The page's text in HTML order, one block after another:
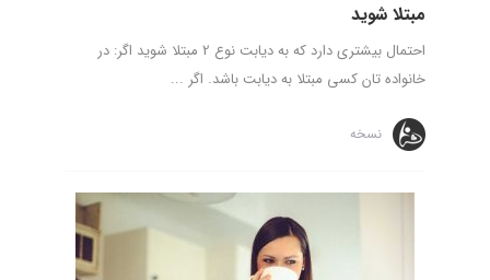
مبتلا شوید
احتمال بیشتری دارد که به دیابت نوع 2 مبتلا شوید اگر: در
خانواده تان کسی مبتلا به دیابت باشد. اگر ...
نسخه